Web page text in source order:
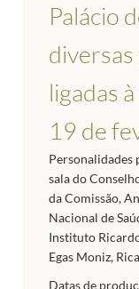
Palácio
ligadas
19 de
Personalidades
sala do
da Comissão,
Nacional de
Instituto
Egas Moniz,
Datas de